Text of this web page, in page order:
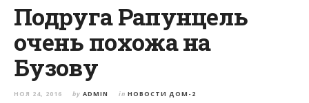
Подруга Рапунцель
очень похожа на
Бузову
НОЯ 24, 2016 by ADMIN in НОВОСТИ ДОМ-2